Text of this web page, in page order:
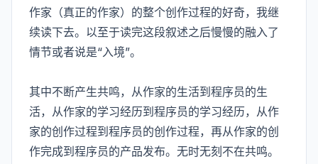
作家（真正的作家）的整个创作过程的好奇，我继
续读下去。以至于读完这段叙述之后慢慢的融入了
情节或者说是“入境”。
其中不断产生共鸣，从作家的生活到程序员的生
活，从作家的学习经历到程序员的学习经历，从作
家的创作过程到程序员的创作过程，再从作家的创
作完成到程序员的产品发布。无时无刻不在共鸣。